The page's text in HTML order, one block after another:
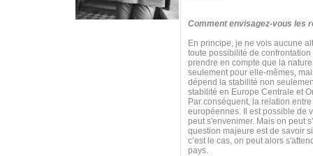
Comment envisagez-vous les
En principe, je ne vois aucune
toute possibilité de
prendre en compte que la
seulement pour elle-mêmes,
dépend la stabilité non
stabilité en Europe Centrale et
Par conséquent, la relation
européennes. Il est possible de
peut s'envenimer. Mais on peut
question majeure est de savoir
c’est le cas, on peut alors
pays.